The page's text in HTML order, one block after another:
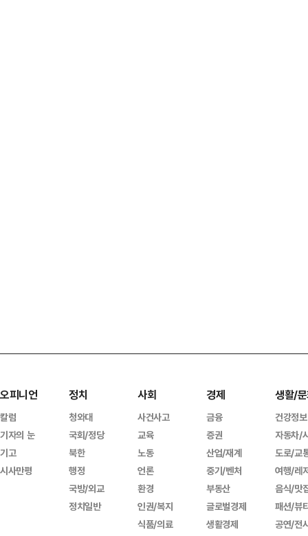
오피니언
칼럼
기자의 눈
기고
시사만평
정치
청와대
국회/정당
북한
행정
국방/외교
정치일반
사회
사건사고
교육
노동
언론
환경
인권/복지
식품/의료
경제
금융
증권
산업/재계
중기/벤처
부동산
글로벌경제
생활경제
생활/
건강정보
자동차/
도로/교
여행/레
음식/맛
패션/뷰
공연/전